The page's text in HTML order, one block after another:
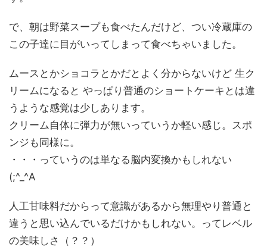
で、朝は野菜スープも食べたんだけど、つい冷蔵庫の
この子達に目がいってしまって食べちゃいました。
ムースとかショコラとかだとよく分からないけど 生ク
リームになると やっぱり普通のショートケーキとは違
うような感覚は少しあります。
クリーム自体に弾力が無いっていうか軽い感じ。スポ
ンジも同様に。
・・・っていうのは単なる脳内変換かもしれない
(;^_^A
人工甘味料だからって意識があるから無理やり普通と
違うと思い込んでいるだけかもしれない。ってレベル
の美味しさ（？？）